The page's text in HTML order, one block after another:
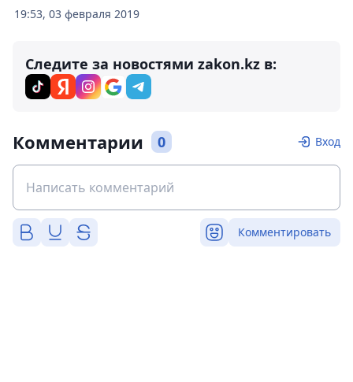
19:53, 03 февраля 2019
Следите за новостями zakon.kz в:
Комментарии 0 Вход
Комментировать